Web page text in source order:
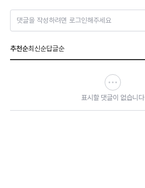
댓글을 작성하려면 로그인해주세요
추천순최신순답글순
표시할 댓글이 없습니다